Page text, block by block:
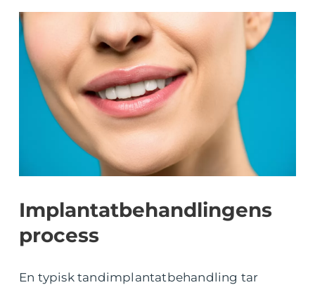
Implantatbehandlingens
process
En typisk tandimplantatbehandling tar